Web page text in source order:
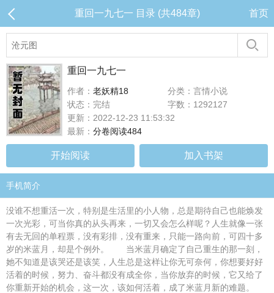
重回一九七一 目录 (共484章) 首页
重回一九七一
作者： 老妖精18
分类：言情小说
状态：完结
字数：1292127
更新：2022-12-23 11:53:32
最新： 分卷阅读484
开始阅读 加入书架
手机简介
没谁不想重活一次，特别是生活里的小人物，总是期待自己也能焕发
一次光彩，可当你真的从头再来，一切又会怎么样呢？人生就像一张
有去无回的单程票，没有彩排，没有重来，只能一路向前，可四十多
岁的米蓝月，却是个例外。 当米蓝月确定了自己重生的那一刻，
她不知道是该哭还是该笑，人生总是这样让你无可奈何，你想要好好
活着的时候，努力、奋斗都没有成全你，当你放弃的时候，它又给了
你重新开始的机会，这一次，该如何活着，成了米蓝月新的难题。